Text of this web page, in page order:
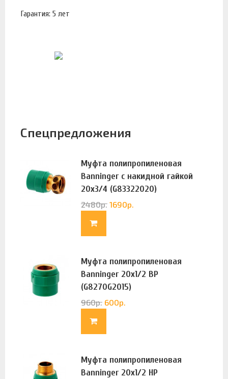
Гарантия: 5 лет
Спецпредложения
Муфта полипропиленовая
Banninger с накидной гайкой
20х3/4 (G83322020)
2480р. 1690р.
Муфта полипропиленовая
Banninger 20х1/2 ВР
(G8270G2015)
960р. 600р.
Муфта полипропиленовая
Banninger 20х1/2 НР